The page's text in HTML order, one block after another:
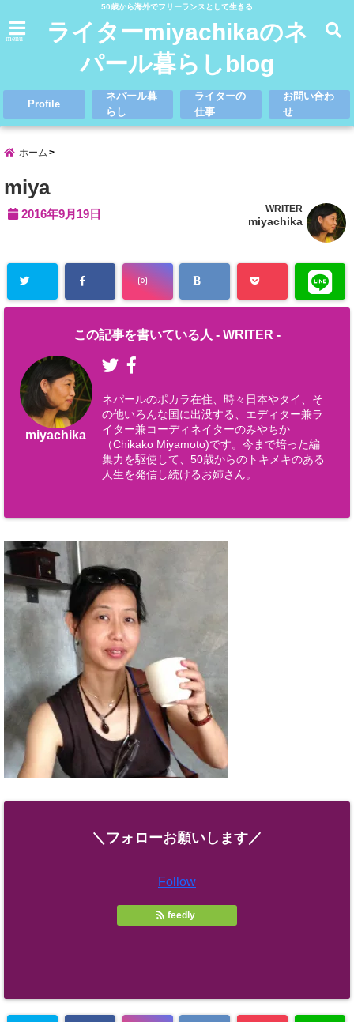
50歳から海外でフリーランスとして生きる
menu
ライターmiyachikaのネ
パール暮らしblog
Profile
ネパール暮
らし
ライターの
仕事
お問い合わ
せ
ホーム
miya
2016年9月19日 WRITER
miyachika
この記事を書いている人 - WRITER -
miyachika
ネパールのポカラ在住、時々日本やタイ、そ
の他いろんな国に出没する、エディター兼ラ
イター兼コーディネイターのみやちか
（Chikako Miyamoto)です。今まで培った編
集力を駆使して、50歳からのトキメキのある
人生を発信し続けるお姉さん。
＼フォローお願いします／
Follow
feedly